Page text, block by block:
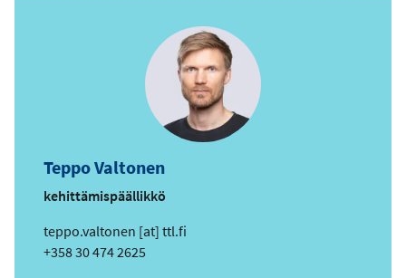
Teppo Valtonen
kehittämispäällikkö
s
ä
teppo.valtonen [at] ttl.fi
Puhelin
+358 30 474 2625